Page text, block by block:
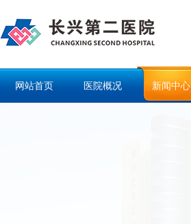
网站首页 医院概况 新闻中心